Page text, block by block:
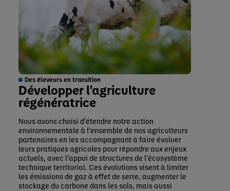
Des éleveurs en transition
Développer l'agriculture
régénératrice
Nous avons choisi d’étendre notre action
environnementale à l’ensemble de nos agriculteurs
partenaires en les accompagnant à faire évoluer
leurs pratiques agricoles pour répondre aux enjeux
actuels, avec l’appui de structures de l’écosystème
technique territorial. Ces évolutions visent à limiter
les émissions de gaz à effet de serre, augmenter le
stockage du carbone dans les sols, mais aussi